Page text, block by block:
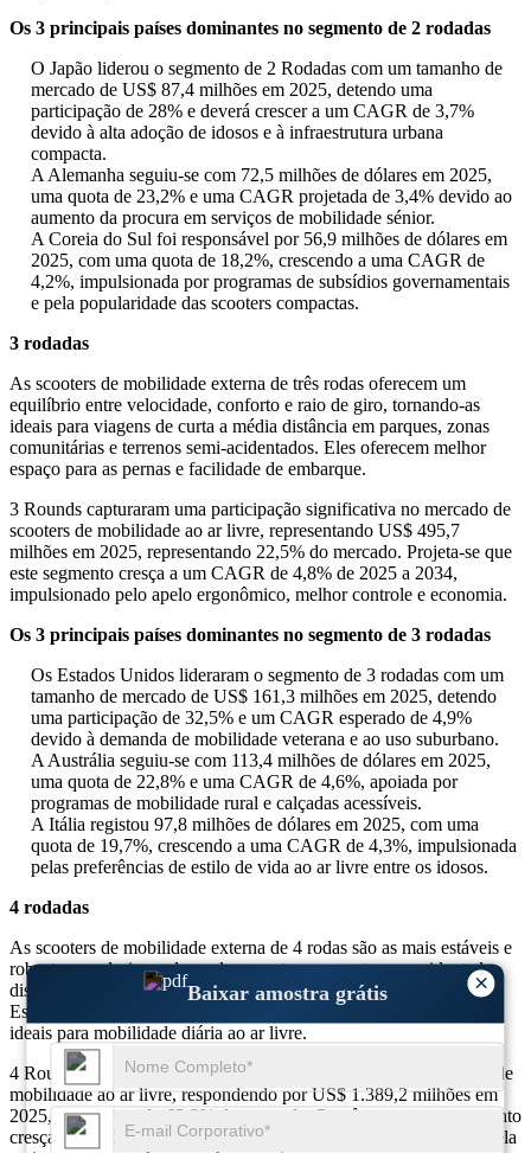
×
Baixar amostra grátis
Os 3 principais países dominantes no segmento de 2 rodadas
O Japão liderou o segmento de 2 Rodadas com um tamanho de
mercado de US$ 87,4 milhões em 2025, detendo uma
participação de 28% e deverá crescer a um CAGR de 3,7%
devido à alta adoção de idosos e à infraestrutura urbana
compacta.
A Alemanha seguiu-se com 72,5 milhões de dólares em 2025,
uma quota de 23,2% e uma CAGR projetada de 3,4% devido ao
aumento da procura em serviços de mobilidade sénior.
A Coreia do Sul foi responsável por 56,9 milhões de dólares em
2025, com uma quota de 18,2%, crescendo a uma CAGR de
4,2%, impulsionada por programas de subsídios governamentais
e pela popularidade das scooters compactas.
3 rodadas
As scooters de mobilidade externa de três rodas oferecem um
equilíbrio entre velocidade, conforto e raio de giro, tornando-as
ideais para viagens de curta a média distância em parques, zonas
comunitárias e terrenos semi-acidentados. Eles oferecem melhor
espaço para as pernas e facilidade de embarque.
3 Rounds capturaram uma participação significativa no mercado de
scooters de mobilidade ao ar livre, representando US$ 495,7
milhões em 2025, representando 22,5% do mercado. Projeta-se que
este segmento cresça a um CAGR de 4,8% de 2025 a 2034,
impulsionado pelo apelo ergonômico, melhor controle e economia.
Os 3 principais países dominantes no segmento de 3 rodadas
Os Estados Unidos lideraram o segmento de 3 rodadas com um
tamanho de mercado de US$ 161,3 milhões em 2025, detendo
uma participação de 32,5% e um CAGR esperado de 4,9%
devido à demanda de mobilidade veterana e ao uso suburbano.
A Austrália seguiu-se com 113,4 milhões de dólares em 2025,
uma quota de 22,8% e uma CAGR de 4,6%, apoiada por
programas de mobilidade rural e calçadas acessíveis.
A Itália registou 97,8 milhões de dólares em 2025, com uma
quota de 19,7%, crescendo a uma CAGR de 4,3%, impulsionada
pelas preferências de estilo de vida ao ar livre entre os idosos.
4 rodadas
As scooters de mobilidade externa de 4 rodas são as mais estáveis ​​e
robustas em design, adequadas para terrenos externos acidentados,
distâncias estendidas e usuários com grande capacidade de peso.
Esses modelos apresentam sistemas de suspensão avançados e são
ideais para mobilidade diária ao ar livre.
4 Rounds detinham a maior participação no mercado de scooters de
mobilidade ao ar livre, respondendo por US$ 1.389,2 milhões em
2025, representando 63,3% do mercado. Prevê-se que este segmento
cresça a uma CAGR de 6,2% entre 2025 e 2034, impulsionado pela